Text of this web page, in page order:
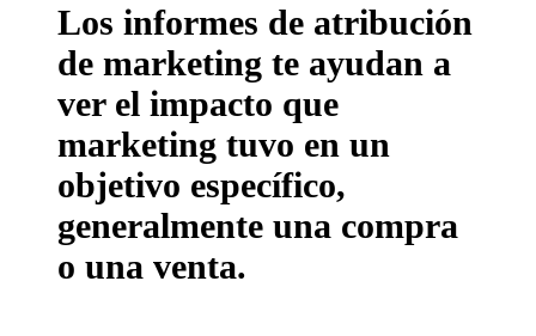
Los informes de atribución
de marketing te ayudan a
ver el impacto que
marketing tuvo en un
objetivo específico,
generalmente una compra
o una venta.